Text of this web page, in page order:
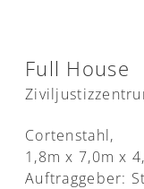
Full House
Cortenstahl,
1,8m x 7,0m x
Auftraggeber: